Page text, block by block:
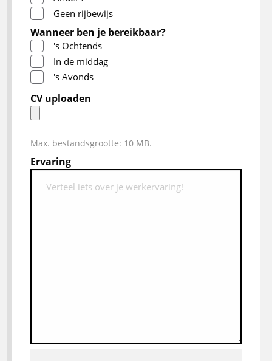
Geen rijbewijs
Wanneer ben je bereikbaar?
's Ochtends
In de middag
's Avonds
CV uploaden
Max. bestandsgrootte: 10 MB.
Ervaring